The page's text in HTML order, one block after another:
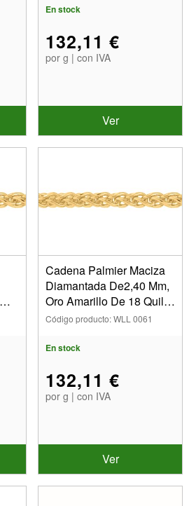
En stock
132,11 €
por g | con IVA
Ver
Cadena Palmier Maciza
Diamantada De2,40 Mm,
Oro Amarillo De 18 Quilat
Es. Ref. 20039
Código producto: WLL 0061
En stock
132,11 €
por g | con IVA
Ver